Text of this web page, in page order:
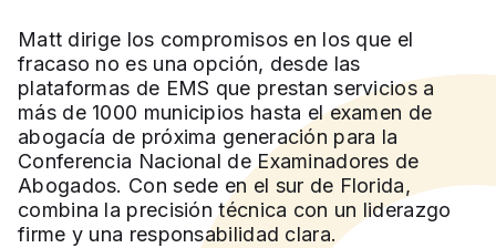
Matt dirige los compromisos en los que el
fracaso no es una opción, desde las
plataformas de EMS que prestan servicios a
más de 1000 municipios hasta el examen de
abogacía de próxima generación para la
Conferencia Nacional de Examinadores de
Abogados. Con sede en el sur de Florida,
combina la precisión técnica con un liderazgo
firme y una responsabilidad clara.